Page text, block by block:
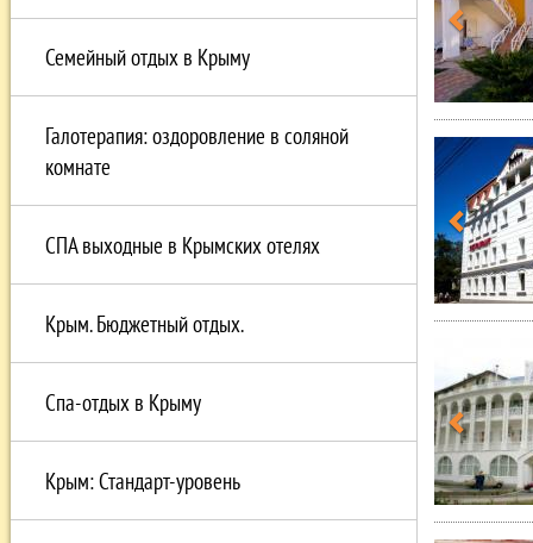
Семейный отдых в Крыму
Галотерапия: оздоровление в соляной
комнате
СПА выходные в Крымских отелях
Крым. Бюджетный отдых.
Спа-отдых в Крыму
Крым: Стандарт-уровень